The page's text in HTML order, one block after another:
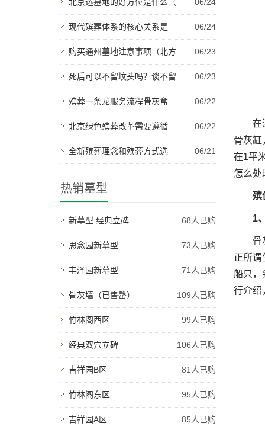
在深
骨灰缸
在1平
怎么处
殡仪
1、
骨灰
正所谓
船只，
行介绍
现代殡葬体系的核心关系是 06/24
购买通州墓地注意事项（北方 06/23
死后可以不留坟头吗？谈不留 06/23
殡葬一条龙服务流程骨灰盒 06/22
北京绿色殡葬改革需要遵循 06/22
全新殡葬理念和殡葬方式选 06/21
热销墓型
新墓型 经典立碑 68人已购
思念园新墓型 73人已购
丰泽园新墓型 71人已购
骨灰墙（已售罄） 109人已购
竹林阁西区 99人已购
经典双穴立碑 106人已购
吉祥园B区 81人已购
竹林阁东区 95人已购
吉祥园A区 85人已购